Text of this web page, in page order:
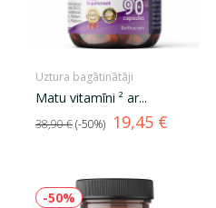
Uztura bagātinātāji
Matu vitamīni ² ar...
Standarta
cena
38,90 € -50% Cena
19,45 €
-50%